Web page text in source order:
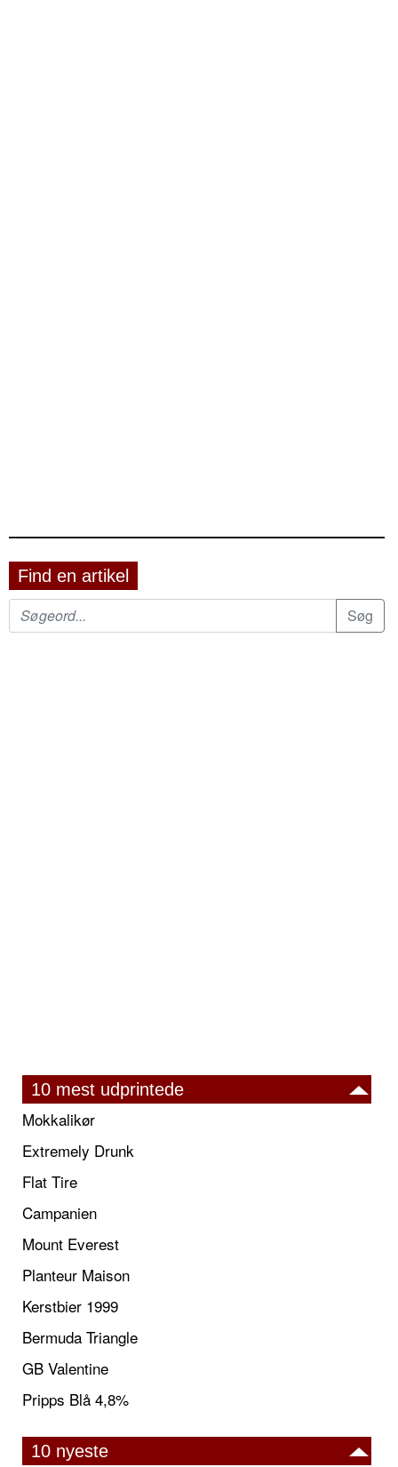
Find en artikel
10 mest udprintede
Mokkalikør
Extremely Drunk
Flat Tire
Campanien
Mount Everest
Planteur Maison
Kerstbier 1999
Bermuda Triangle
GB Valentine
Pripps Blå 4,8%
10 nyeste